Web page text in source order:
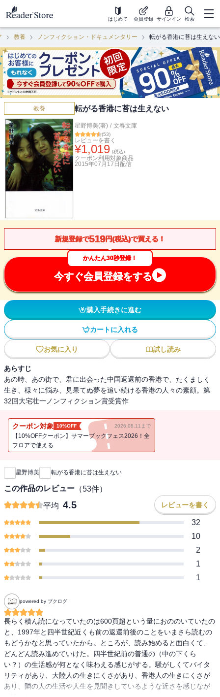
はじめて 会員登録 サインイン 検索
教養 ノンフィクション・ドキュメンタリー 転がる香港に苔は生えない
教養 転がる香港に苔は生えない
星野博美(著) / 文春文庫
(53)
レビューを書く
¥1,019 (税込)
クーポン利用対象商品
2015年07月17日 配信
新規登録で519円(税込)で買える！
かんたん30秒登録！
今すぐ会員登録をする
購入手続きに進む
カートに入れる
お気に入り 試し読み
あらすじ
あの時、あの街で、君に出会った中国返還前の香港で、たくましく
生き、様々に悩み、見果てぬ夢を追い続ける香港の人々の素顔。第
32回大宅壮一ノンフィクション賞受賞作
クーポン対象 10%OFF 2026.08.11まで
【10%OFFクーポン】サマーブックフェス2026！全
フロアで使える
新刊通知
星野博美 転がる香港に苔は生えない
この作品のレビュー （53件）
平均 4.5 レビューを書く
32
10
2
1
1
powered by ブクログ
長らく積ん読になっていたのは600頁超という量におののいていたの
と、1997年と四半世紀近くも前の返還前後のことをいまさら読むの
もどうかなと思っていたから。ところが、読み始めると面白くて、
どんどん読み進めていけた。四半世紀前の普通の（中の下くら
い？）の生活感が何となく味わえる感じがする。騒がしくてバイタ
リティがあり、大陸人の生きにくさがあり、香港人の生きにくさが
あり、隣の人の生活や人生を見聞きしているような近さを感じなが